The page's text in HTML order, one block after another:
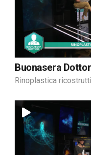
Buonasera
Rinoplastica